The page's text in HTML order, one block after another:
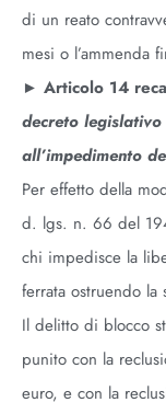
di un reato
mesi o l’ammenda
► Articolo 14
decreto
all’impedimento
Per effetto della
d. lgs. n. 66 del
chi impedisce la
ferrata ostruendo
Il delitto di blocco
punito con la
euro, e con la